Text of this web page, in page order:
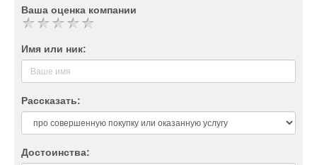
Ваша оценка компании
Имя или ник:
Рассказать:
Достоинства: